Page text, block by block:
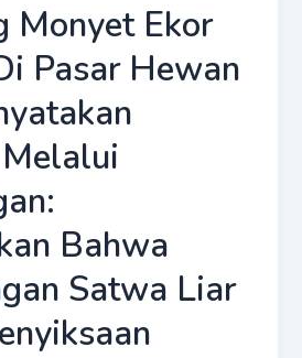
Monyet Ekor
Pasar Hewan
Bahwa
Satwa Liar